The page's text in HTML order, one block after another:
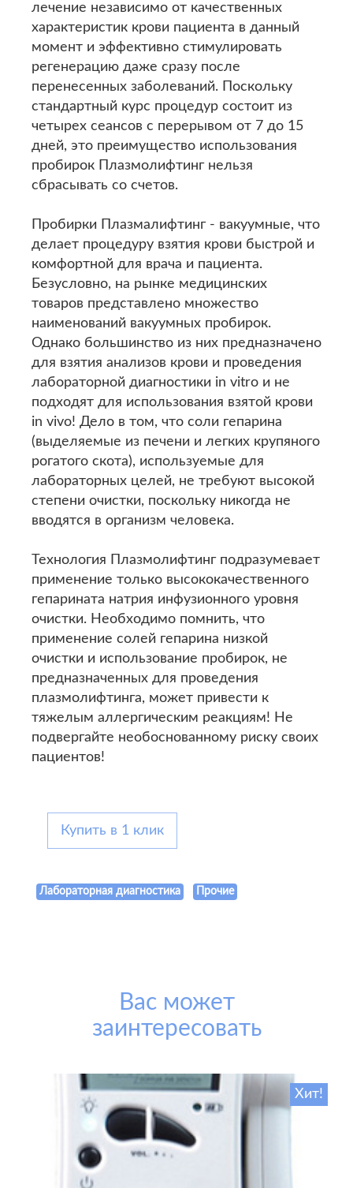
лечение независимо от качественных
характеристик крови пациента в данный
момент и эффективно стимулировать
регенерацию даже сразу после
перенесенных заболеваний. Поскольку
стандартный курс процедур состоит из
четырех сеансов с перерывом от 7 до 15
дней, это преимущество использования
пробирок Плазмолифтинг нельзя
сбрасывать со счетов.
Пробирки Плазмалифтинг - вакуумные, что
делает процедуру взятия крови быстрой и
комфортной для врача и пациента.
Безусловно, на рынке медицинских
товаров представлено множество
наименований вакуумных пробирок.
Однако большинство из них предназначено
для взятия анализов крови и проведения
лабораторной диагностики in vitro и не
подходят для использования взятой крови
in vivo! Дело в том, что соли гепарина
(выделяемые из печени и легких крупяного
рогатого скота), используемые для
лабораторных целей, не требуют высокой
степени очистки, поскольку никогда не
вводятся в организм человека.
Технология Плазмолифтинг подразумевает
применение только высококачественного
гепарината натрия инфузионного уровня
очистки. Необходимо помнить, что
применение солей гепарина низкой
очистки и использование пробирок, не
предназначенных для проведения
плазмолифтинга, может привести к
тяжелым аллергическим реакциям! Не
подвергайте необоснованному риску своих
пациентов!
Купить в 1 клик
Лабораторная диагностика Прочие
Вас может
заинтересовать
Хит!